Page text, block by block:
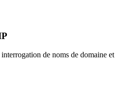
de noms de domaine et